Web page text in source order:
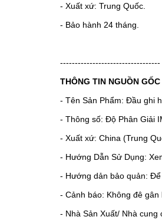
- Xuất xứ: Trung Quốc.
- Bảo hành 24 tháng.
----------------------------------
THÔNG TIN NGUỒN
- Tên Sản Phẩm: Đầu ghi
- Thông số: Độ Phân Giải
- Xuất xứ: China (Trung
- Hướng Dẫn Sử Dụng:
- Hướng dản bảo quản: Để
- Cảnh báo: Không đê gân
- Nhà Sản Xuất/ Nhà cung